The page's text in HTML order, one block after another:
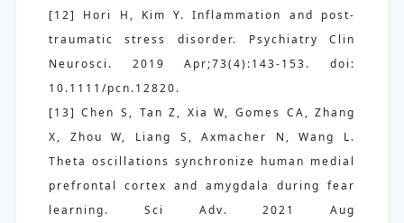
[12] Hori H, Kim Y. Inflammation and post-
traumatic stress disorder. Psychiatry Clin
Neurosci. 2019 Apr;73(4):143-153. doi:
10.1111/pcn.12820.
[13] Chen S, Tan Z, Xia W, Gomes CA, Zhang
X, Zhou W, Liang S, Axmacher N, Wang L.
Theta oscillations synchronize human medial
prefrontal cortex and amygdala during fear
learning. Sci Adv. 2021 Aug